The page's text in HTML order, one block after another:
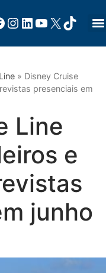
» Disney Cruise
presenciais em
Line
e
junho